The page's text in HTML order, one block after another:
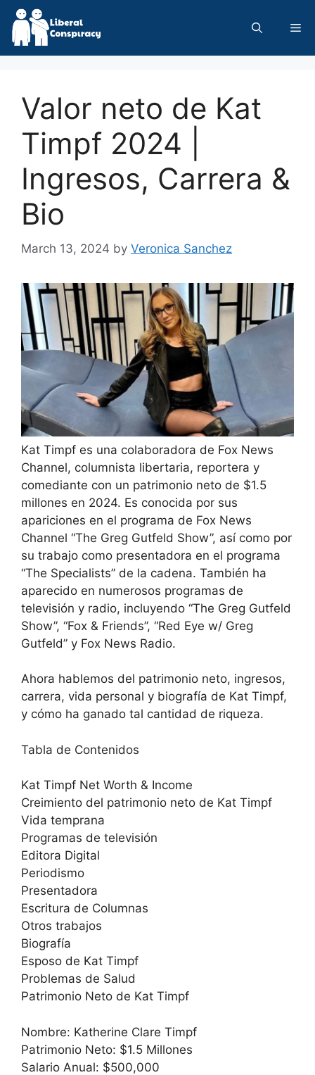
Skip
content
Valor neto de Kat
Timpf 2024 |
Ingresos, Carrera &
Bio
March 13, 2024 by Veronica Sanchez
Kat Timpf es una colaboradora de Fox News
Channel, columnista libertaria, reportera y
comediante con un patrimonio neto de $1.5
millones en 2024. Es conocida por sus
apariciones en el programa de Fox News
Channel “The Greg Gutfeld Show”, así como por
su trabajo como presentadora en el programa
“The Specialists” de la cadena. También ha
aparecido en numerosos programas de
televisión y radio, incluyendo “The Greg Gutfeld
Show”, “Fox & Friends”, “Red Eye w/ Greg
Gutfeld” y Fox News Radio.
Ahora hablemos del patrimonio neto, ingresos,
carrera, vida personal y biografía de Kat Timpf,
y cómo ha ganado tal cantidad de riqueza.
Tabla de Contenidos
Kat Timpf Net Worth & Income
Creimiento del patrimonio neto de Kat Timpf
Vida temprana
Programas de televisión
Editora Digital
Periodismo
Presentadora
Escritura de Columnas
Otros trabajos
Biografía
Esposo de Kat Timpf
Problemas de Salud
Patrimonio Neto de Kat Timpf
Nombre: Katherine Clare Timpf
Patrimonio Neto: $1.5 Millones
Salario Anual: $500,000